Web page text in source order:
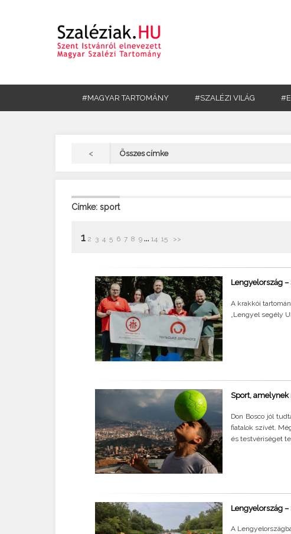
#MAGYAR TARTOMÁNY #SZALÉZI VILÁG
< Összes címke
Címke: sport
1 2 3 4 5 6 7 8 9 ... 14 15 >>
Lengyelország
A krakkói
„Lengyel segély
Sport, amelynek
Don Bosco jól
fiatalok szívét.
és testvériséget
Lengyelország
A